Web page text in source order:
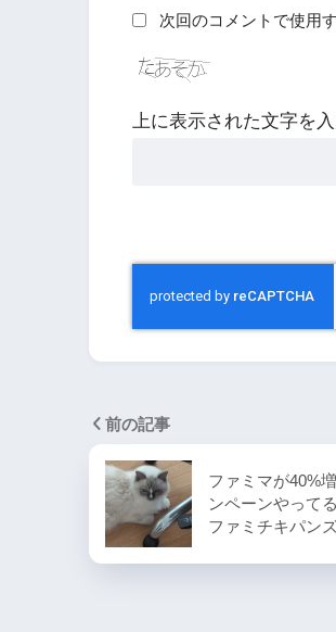
次回のコメントで使用
上に表示された文字を
前の記事
ファミマが40%
ンペーンやってる
ファミチキパン